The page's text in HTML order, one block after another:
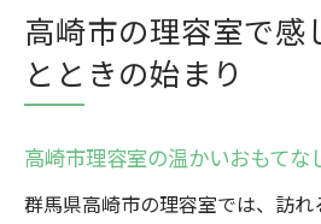
高崎市の理容室で感じ
高崎市の理容室での特別
高崎市理容室の細やかな
高崎市の理容室が誇る
高崎市の理容室で感
とときの始まり
高崎市理容室の温かいおもてな
群馬県高崎市の理容室では、訪